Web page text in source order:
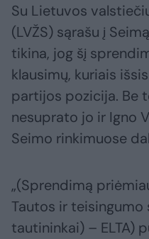
Su Lietuvos
(LVŽS) sąrašu į
tikina, jog šį
klausimų, kuriais
partijos pozicija. Be
nesuprato jo ir Igno
Seimo rinkimuose
„(Sprendimą
Tautos ir teisingumo
tautininkai) – ELTA)